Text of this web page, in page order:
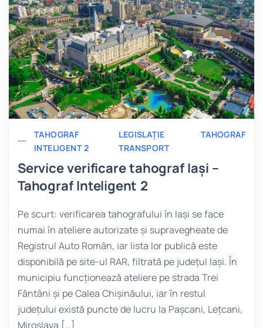
TAHOGRAF
INTELIGENT 2
LEGISLAȚIE
TRANSPORT
TAHOGRAF
Service verificare tahograf Iași –
Tahograf Inteligent 2
Pe scurt: verificarea tahografului în Iași se face
numai în ateliere autorizate și supravegheate de
Registrul Auto Român, iar lista lor publică este
disponibilă pe site-ul RAR, filtrată pe județul Iași. În
municipiu funcționează ateliere pe strada Trei
Fântâni și pe Calea Chișinăului, iar în restul
județului există puncte de lucru la Pașcani, Lețcani,
Miroslava […]